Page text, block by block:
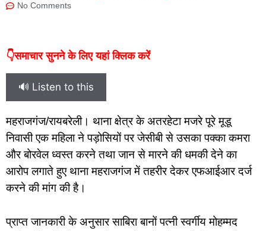
No Comments
👇समाचार सुनने के लिए यहां क्लिक करें
🔊 Listen to this
महराजगंज/रायबरेली। थाना क्षेत्र के अतरहेटा मजरे पूरे मूडू
निवासी एक महिला ने पड़ोसियों पर जेसीबी से उसका पक्का कमरा
और बोरवेल ध्वस्त करने तथा जान से मारने की धमकी देने का
आरोप लगाते हुए थाना महराजगंज में तहरीर देकर एफआईआर दर्ज
करने की मांग की है।
प्राप्त जानकारी के अनुसार साबिरा बानों पत्नी स्वर्गीय मोहम्मद